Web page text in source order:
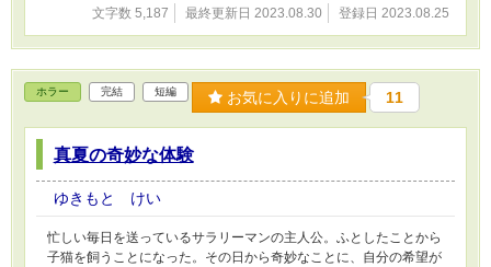
文字数 5,187 最終更新日 2023.08.30 登録日 2023.08.25
ホラー 完結 短編 お気に入りに追加 11
真夏の奇妙な体験
ゆきもと けい
忙しい毎日を送っているサラリーマンの主人公。ふとしたことから
子猫を飼うことになった。その日から奇妙なことに、自分の希望が